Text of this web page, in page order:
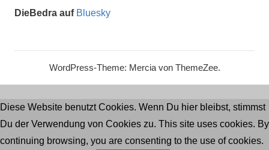
DieBedra auf Bluesky
WordPress-Theme: Mercia von ThemeZee.
Diese Website benutzt Cookies. Wenn Du hier bleibst, stimmst
Du der Verwendung von Cookies zu. This site uses cookies. By
continuing browsing, you are consenting to the use of cookies.